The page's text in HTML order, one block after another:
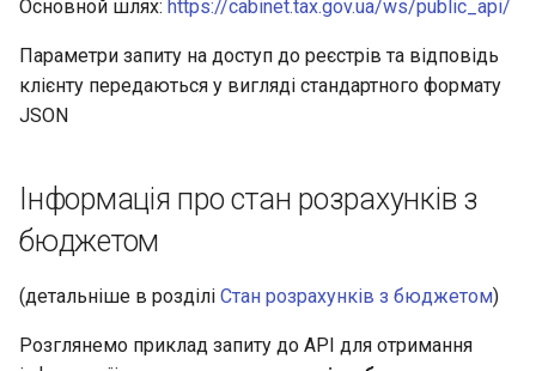
h
Основной шлях: https://cabinet.tax.gov.ua/ws/public_api/
Параметри запиту на доступ до реєстрів та відповідь
клієнту передаються у вигляді стандартного формату
JSON
Інформація про стан розрахунків з
бюджетом
(детальніше в розділі Стан розрахунків з бюджетом)
Розглянемо приклад запиту до API для отримання